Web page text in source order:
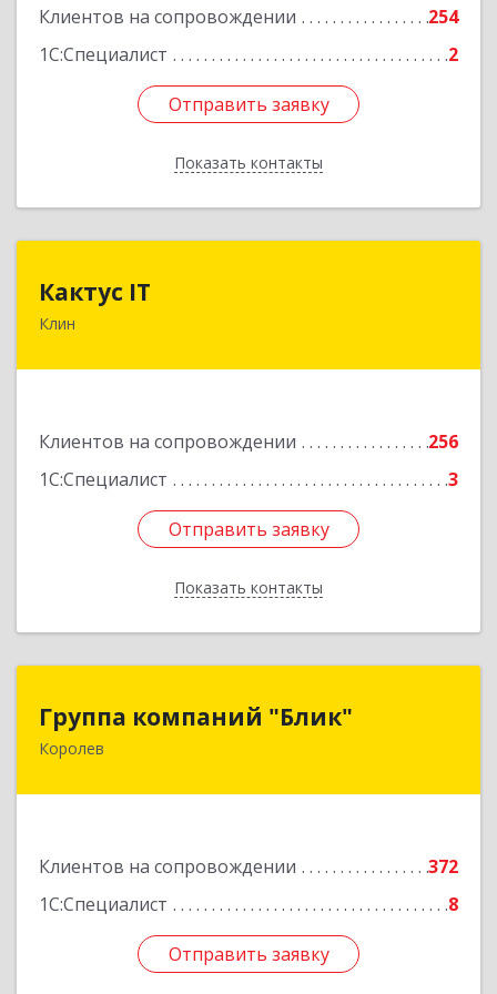
Клиентов на сопровождении
254
1С:Специалист
2
Отправить заявку
Показать контакты
Отправить заявку
Назад
Кактус IT
Клин
Клиентов на сопровождении
256
1С:Специалист
3
Отправить заявку
Показать контакты
Отправить заявку
Назад
Группа компаний "Блик"
Королев
Клиентов на сопровождении
372
1С:Специалист
8
Отправить заявку
Группа компаний "Блик"
Отправить заявку